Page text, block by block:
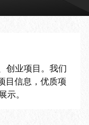
创业项目。我们
目信息，优质项
示。